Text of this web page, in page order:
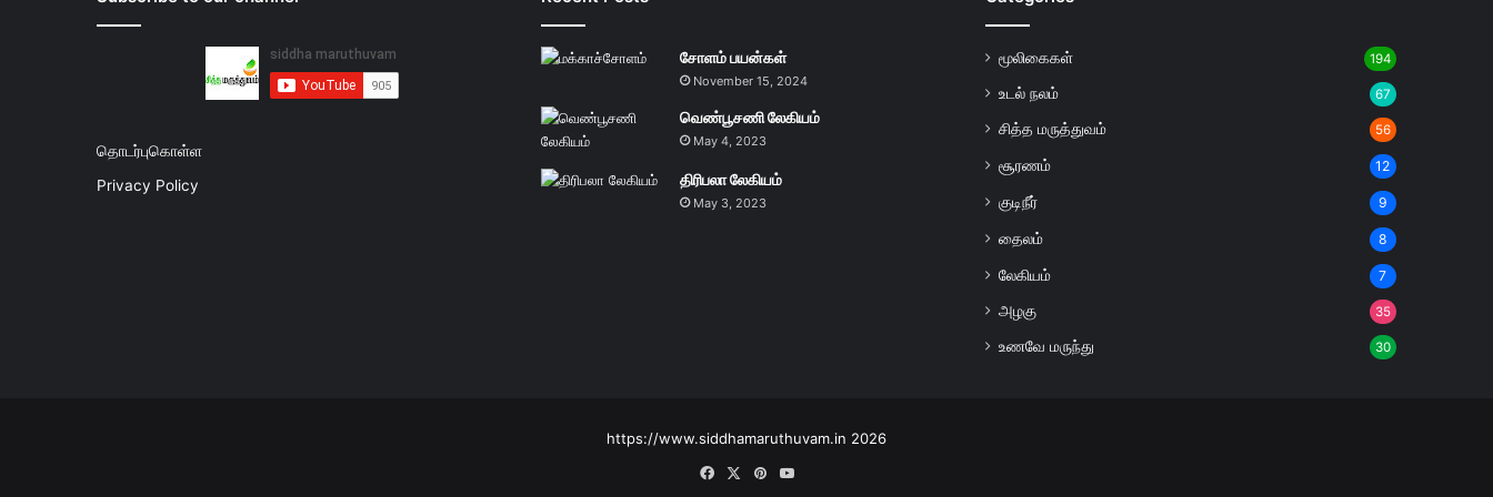
தொடர்புகொள்ள
Privacy Policy
சோளம் பயன்கள்
November 15, 2024
வெண்பூசணி லேகியம்
May 4, 2023
திரிபலா லேகியம்
May 3, 2023
மூலிகைகள் 194
உடல் நலம் 67
சித்த மருத்துவம் 56
சூரணம் 12
குடிநீர் 9
தைலம் 8
லேகியம் 7
அழகு 35
உணவே மருந்து 30
https://www.siddhamaruthuvam.in 2026
FacebookPinterestYouTube